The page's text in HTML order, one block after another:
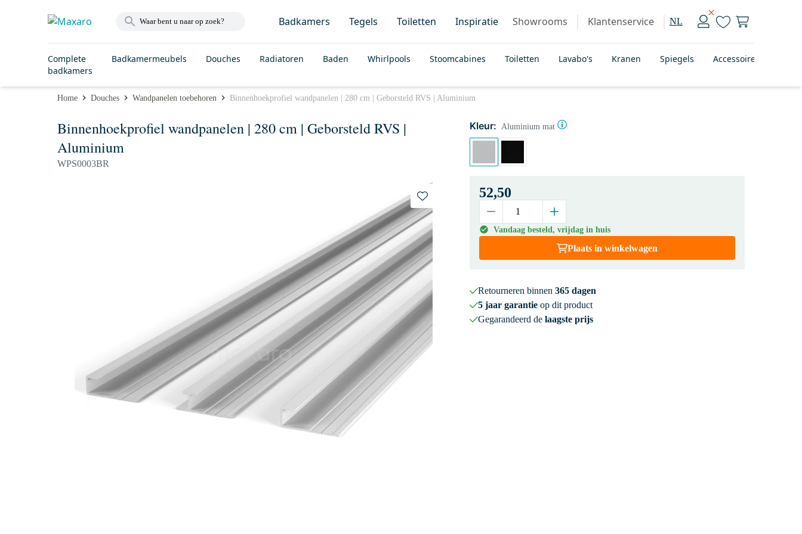
Badkamers Tegels Toiletten Inspiratie Showrooms Klantenservice NL
Complete
badkamers
Badkamermeubels Douches Radiatoren Baden Whirlpools Stoomcabines Toiletten Lavabo's Kranen Spiegels Accessoires
Home Douches Wandpanelen toebehoren Binnenhoekprofiel wandpanelen | 280 cm | Geborsteld RVS | Aluminium
Binnenhoekprofiel wandpanelen | 280 cm | Geborsteld RVS |
Aluminium
WPS0003BR
Kleur: Aluminium mat
52,50
Vandaag besteld, vrijdag in huis
Plaats in winkelwagen
Retourneren binnen 365 dagen
5 jaar garantieop dit product
Gegarandeerd de laagste prijs